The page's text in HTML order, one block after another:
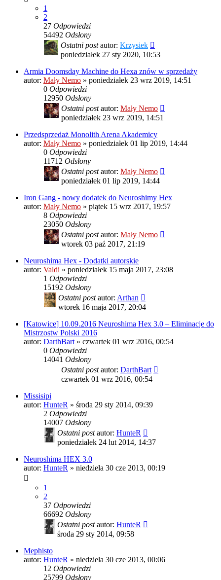
1
2
27 Odpowiedzi
54492 Odsłony
Ostatni postautor: Krzysiek
poniedziałek 27 sty 2020, 10:53
Armia Doomsday Machine do Hexa znów w sprzedaży
autor: Mały Nemo » poniedziałek 23 wrz 2019, 14:51
0 Odpowiedzi
12950 Odsłony
Ostatni postautor: Mały Nemo
poniedziałek 23 wrz 2019, 14:51
Przedsprzedaż Monolith Arena Akademicy
autor: Mały Nemo » poniedziałek 01 lip 2019, 14:44
0 Odpowiedzi
11712 Odsłony
Ostatni postautor: Mały Nemo
poniedziałek 01 lip 2019, 14:44
Iron Gang - nowy dodatek do Neuroshimy Hex
autor: Mały Nemo » piątek 15 wrz 2017, 19:57
8 Odpowiedzi
23050 Odsłony
Ostatni postautor: Mały Nemo
wtorek 03 paź 2017, 21:19
Neuroshima Hex - Dodatki autorskie
autor: Valdi » poniedziałek 15 maja 2017, 23:08
1 Odpowiedzi
15192 Odsłony
Ostatni postautor: Arthan
wtorek 16 maja 2017, 20:04
[Katowice] 10.09.2016 Neuroshima Hex 3.0 – Eliminacje do
Mistrzostw Polski 2016
autor: DarthBart» czwartek 01 wrz 2016, 00:54
0 Odpowiedzi
14041 Odsłony
Ostatni postautor: DarthBart
czwartek 01 wrz 2016, 00:54
Missisipi
autor: HunteR » środa 29 sty 2014, 09:39
2 Odpowiedzi
14007 Odsłony
Ostatni postautor: HunteR
poniedziałek 24 lut 2014, 14:37
Neuroshima HEX 3.0
autor: HunteR » niedziela 30 cze 2013, 00:19
1
2
37 Odpowiedzi
66692 Odsłony
Ostatni postautor: HunteR
środa 29 sty 2014, 09:58
Mephisto
autor: HunteR » niedziela 30 cze 2013, 00:06
12 Odpowiedzi
25799 Odsłony